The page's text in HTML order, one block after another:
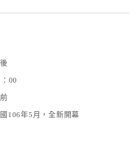
00
106年5月，全新開幕